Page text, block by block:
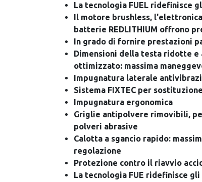
La tecnologia FUEL ridefinisce
Il motore brushless, l'elettronica
batterie REDLITHIUM offrono
In grado di fornire prestazioni
Dimensioni della testa ridotte
ottimizzato: massima
Impugnatura laterale
Sistema FIXTEC per
Impugnatura ergonomica
Griglie antipolvere rimovibili,
polveri abrasive
Calotta a sgancio rapido:
regolazione
Protezione contro il riavvio
La tecnologia FUE ridefinisce